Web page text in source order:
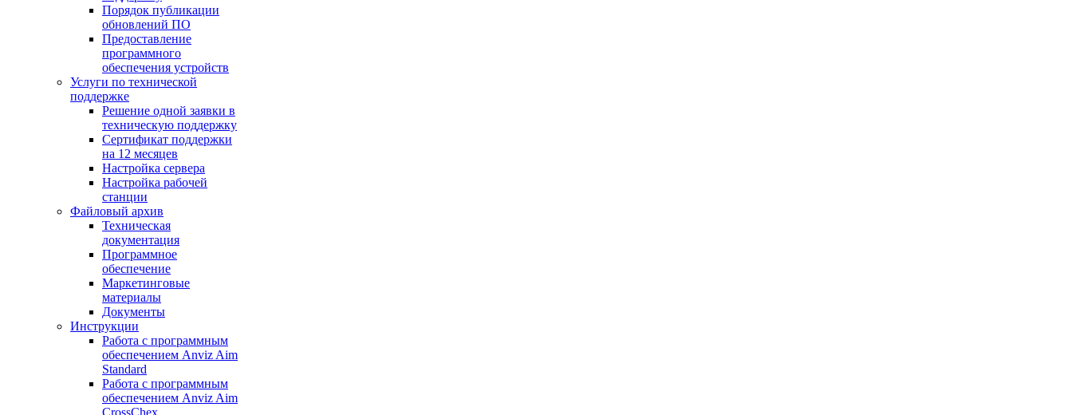
Порядок публикации
обновлений ПО
Предоставление
программного
обеспечения устройств
Услуги по технической
поддержке
Решение одной заявки в
техническую поддержку
Сертификат поддержки
на 12 месяцев
Настройка сервера
Настройка рабочей
станции
Файловый архив
Техническая
документация
Программное
обеспечение
Маркетинговые
материалы
Документы
Инструкции
Работа с программным
обеспечением Anviz Aim
Standard
Работа с программным
обеспечением Anviz Aim
CrossChex